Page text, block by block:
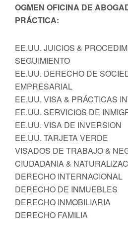
OGMEN OFICINA DE
PRÁCTICA:
EE.UU. JUICIOS &
SEGUIMIENTO
EE.UU. DERECHO DE
EMPRESARIAL
EE.UU. VISA & PRÁCTICAS
EE.UU. SERVICIOS DE
EE.UU. VISA DE INVERSION
EE.UU. TARJETA VERDE
VISADOS DE TRABAJO &
CIUDADANIA &
DERECHO INTERNACIONAL
DERECHO DE INMUEBLES
DERECHO INMOBILIARIA
DERECHO FAMILIA